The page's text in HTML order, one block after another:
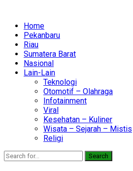
Home
Pekanbaru
Riau
Sumatera Barat
Nasional
Lain-Lain
Teknologi
Otomotif – Olahraga
Infotainment
Viral
Kesehatan – Kuliner
Wisata – Sejarah – Mistis
Religi
Search